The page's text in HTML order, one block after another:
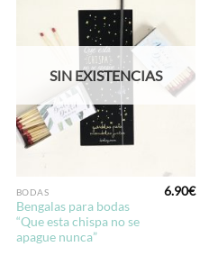
SIN EXISTENCIAS
BODAS
Bengalas para bodas
“Que esta chispa no se
apague nunca”
6.90€